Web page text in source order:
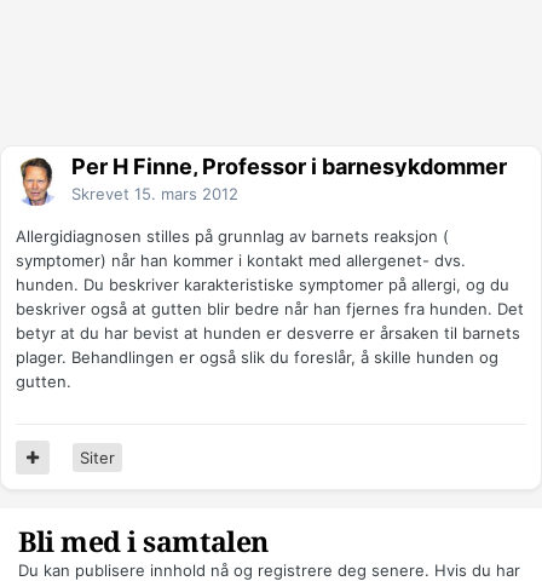
Per H Finne, Professor i barnesykdommer
Skrevet 15. mars 2012
Allergidiagnosen stilles på grunnlag av barnets reaksjon (
symptomer) når han kommer i kontakt med allergenet- dvs.
hunden. Du beskriver karakteristiske symptomer på allergi, og du
beskriver også at gutten blir bedre når han fjernes fra hunden. Det
betyr at du har bevist at hunden er desverre er årsaken til barnets
plager. Behandlingen er også slik du foreslår, å skille hunden og
gutten.
Siter
Bli med i samtalen
Du kan publisere innhold nå og registrere deg senere. Hvis du har